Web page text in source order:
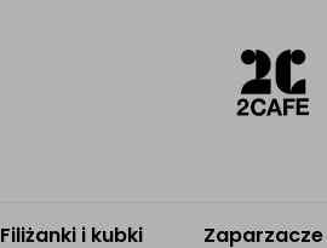
Filiżanki i kubki